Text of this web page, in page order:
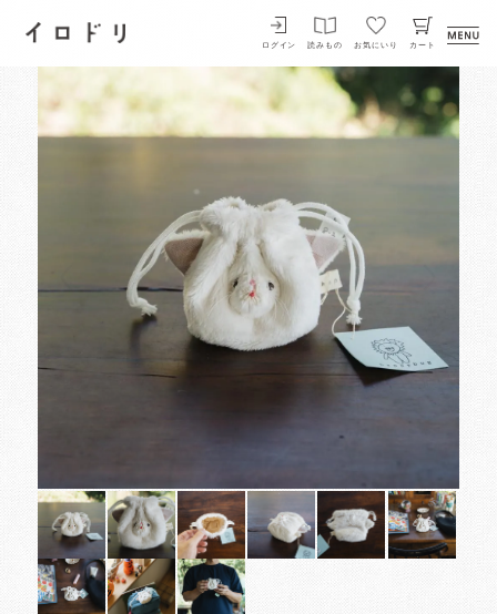
イロドリ
ログイン 読みもの お気にいり カート